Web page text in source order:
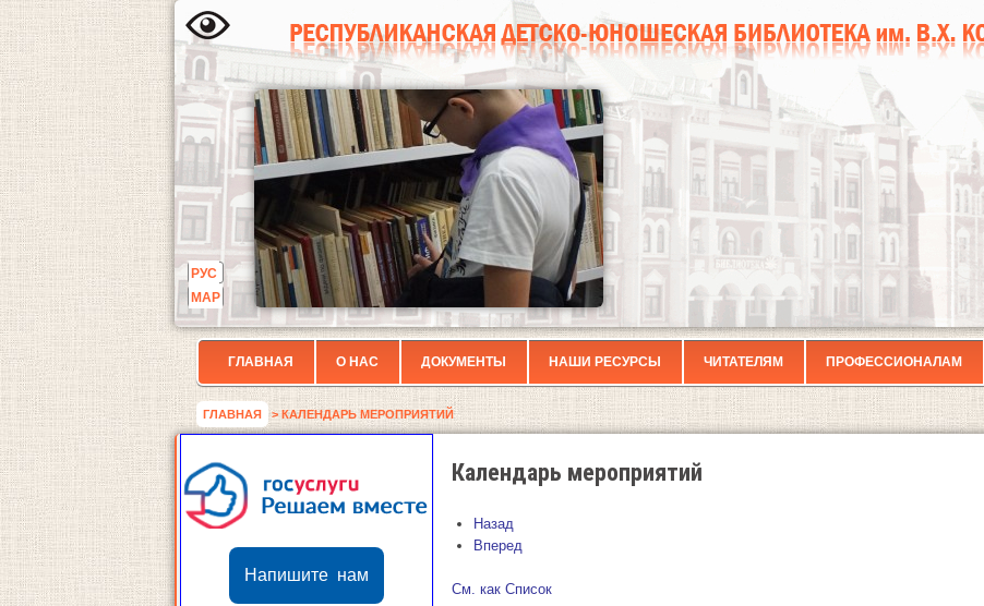
РУС
МАР
ГЛАВНАЯ О НАС ДОКУМЕНТЫ НАШИ РЕСУРСЫ ЧИТАТЕЛЯМ ПРОФЕССИОНАЛАМ
ГЛАВНАЯ > КАЛЕНДАРЬ МЕРОПРИЯТИЙ
Напишите нам
Календарь мероприятий
Назад
Вперед
См. как Список